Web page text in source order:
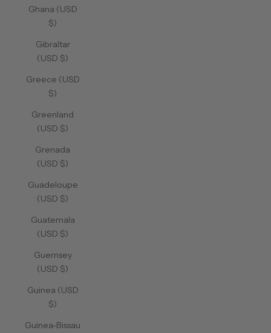
Ghana (USD
$)
Gibraltar
(USD $)
Greece (USD
$)
Greenland
(USD $)
Grenada
(USD $)
Guadeloupe
(USD $)
Guatemala
(USD $)
Guernsey
(USD $)
Guinea (USD
$)
Guinea-Bissau